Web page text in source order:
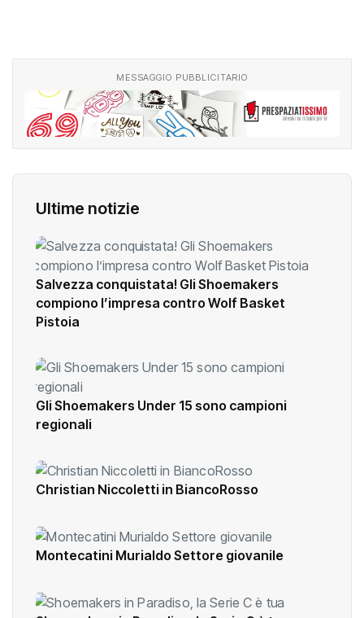
MESSAGGIO PUBBLICITARIO
Ultime notizie
Salvezza conquistata! Gli Shoemakers
compiono l’impresa contro Wolf Basket
Pistoia
Gli Shoemakers Under 15 sono campioni
regionali
Christian Niccoletti in BiancoRosso
Montecatini Murialdo Settore giovanile